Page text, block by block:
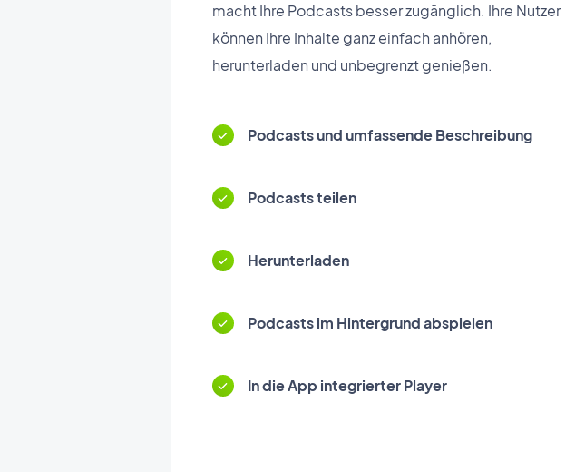
macht Ihre Podcasts besser zugänglich. Ihre Nutzer
können Ihre Inhalte ganz einfach anhören,
herunterladen und unbegrenzt genießen.
Podcasts und umfassende Beschreibung
Podcasts teilen
Herunterladen
Podcasts im Hintergrund abspielen
In die App integrierter Player